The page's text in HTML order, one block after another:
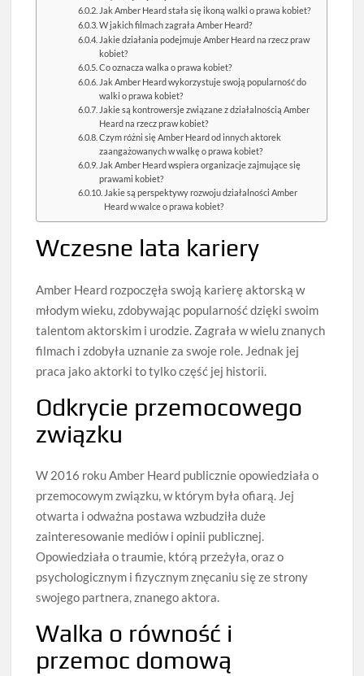
Jak Amber Heard stała się ikoną walki o prawa kobiet?
W jakich filmach zagrała Amber Heard?
Jakie działania podejmuje Amber Heard na rzecz praw
kobiet?
Co oznacza walka o prawa kobiet?
Jak Amber Heard wykorzystuje swoją popularność do
walki o prawa kobiet?
Jakie są kontrowersje związane z działalnością Amber
Heard na rzecz praw kobiet?
Czym różni się Amber Heard od innych aktorek
zaangażowanych w walkę o prawa kobiet?
Jak Amber Heard wspiera organizacje zajmujące się
prawami kobiet?
Jakie są perspektywy rozwoju działalności Amber
Heard w walce o prawa kobiet?
Wczesne lata kariery
Amber Heard rozpoczęła swoją karierę aktorską w
młodym wieku, zdobywając popularność dzięki swoim
talentom aktorskim i urodzie. Zagrała w wielu znanych
filmach i zdobyła uznanie za swoje role. Jednak jej
praca jako aktorki to tylko część jej historii.
Odkrycie przemocowego
związku
W 2016 roku Amber Heard publicznie opowiedziała o
przemocowym związku, w którym była ofiarą. Jej
otwarta i odważna postawa wzbudziła duże
zainteresowanie mediów i opinii publicznej.
Opowiedziała o traumie, którą przeżyła, oraz o
psychologicznym i fizycznym znęcaniu się ze strony
swojego partnera, znanego aktora.
Walka o równość i
przemoc domową